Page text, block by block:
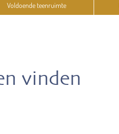
Voldoende teenruimte
vinden